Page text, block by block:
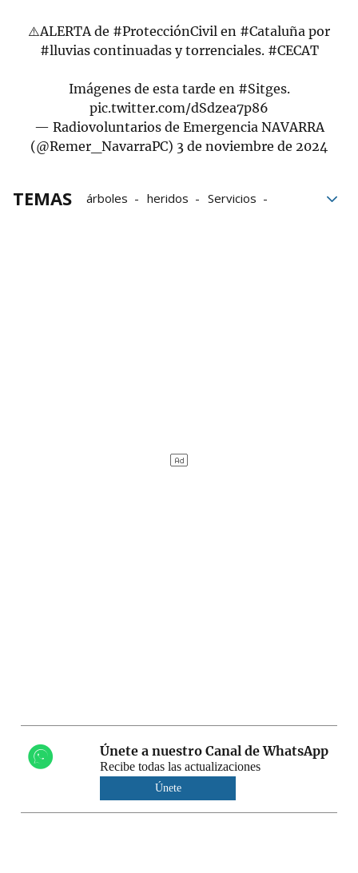
⚠️ALERTA de #ProtecciónCivil en #Cataluña por
#lluviascontinuadas y torrenciales. #CECAT
Imágenes de esta tarde en #Sitges.
pic.twitter.com/dSdzea7p86
— Radiovoluntarios de Emergencia NAVARRA
(@Remer_NavarraPC) 3 de noviembre de 2024
TEMAS árboles heridos
Servicios
Únete a nuestro Canal de WhatsApp
Recibe todas las actualizaciones
Únete